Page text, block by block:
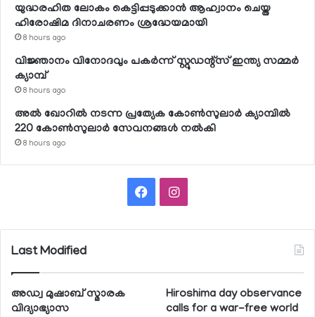
യുദ്ധരഹിത ലോകം കെട്ടിപ്പടുക്കാന്‍ ആഹ്വാനം ചെയ്ത
ഹിരോഷിമ ദിനാചരണം ശ്രദ്ധേയമായി
8 hours ago
വിജ്ഞാനം വിനോദവും പകര്‍ന്ന് സ്റ്റുഡന്റ്‌സ് ഇന്ത്യ സമ്മര്‍
ക്യാമ്പ്
8 hours ago
അല്‍ ഖോറില്‍ നടന്ന പ്രത്യേക കോണ്‍സുലാര്‍ ക്യാമ്പില്‍
220 കോണ്‍സുലാര്‍ സേവനങ്ങള്‍ നല്‍കി
8 hours ago
FacebookInstagram
Last Modified
അഡ്വ മുഷാബ് സ്മാരക
വിദ്യാഭ്യാസ
Hiroshima day observance
calls for a war-free world